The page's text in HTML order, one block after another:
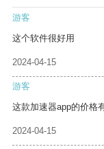
游客
这个软件很好用
2024-04-15
游客
这款加速器app的价格
2024-04-15